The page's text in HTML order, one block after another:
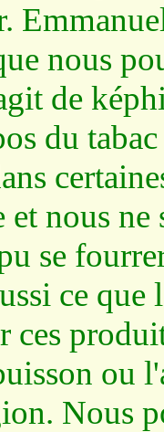
nous
de
du
nous ne
se
ce que
ces
ou
Nous